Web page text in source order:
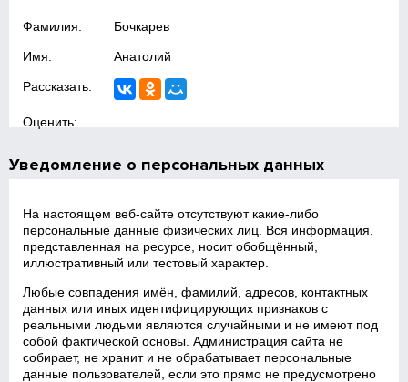
Фамилия: Бочкарев
Имя: Анатолий
Рассказать:
Оценить:
Уведомление о персональных данных
На настоящем веб‑сайте отсутствуют какие‑либо
персональные данные физических лиц. Вся информация,
представленная на ресурсе, носит обобщённый,
иллюстративный или тестовый характер.
Любые совпадения имён, фамилий, адресов, контактных
данных или иных идентифицирующих признаков с
реальными людьми являются случайными и не имеют под
собой фактической основы. Администрация сайта не
собирает, не хранит и не обрабатывает персональные
данные пользователей, если это прямо не предусмотрено